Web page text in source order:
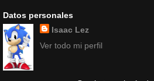
Datos personales
Isaac Lez
Ver todo mi perfil